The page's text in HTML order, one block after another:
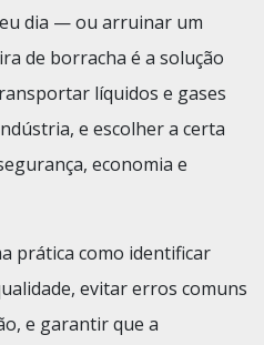
dia — ou arruinar um
de borracha é a solução
líquidos e gases
e escolher a certa
economia e
prática como identificar
evitar erros comuns
e garantir que a